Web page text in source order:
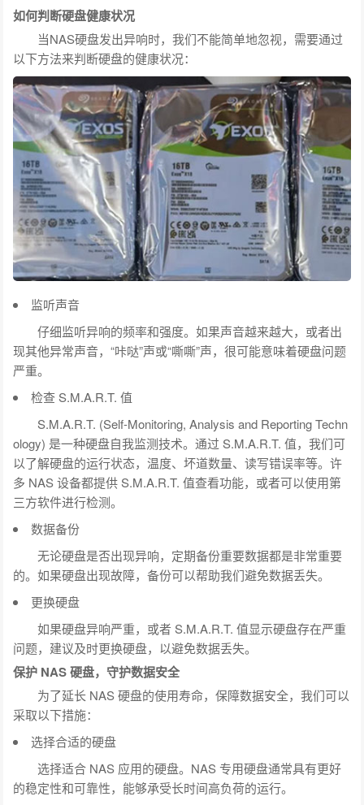
如何判断硬盘健康状况
当NAS硬盘发出异响时，我们不能简单地忽视，需要通过
以下方法来判断硬盘的健康状况：
监听声音
仔细监听异响的频率和强度。如果声音越来越大，或者出
现其他异常声音，“咔哒”声或“嘶嘶”声，很可能意味着硬盘问题
严重。
检查 S.M.A.R.T. 值
S.M.A.R.T. (Self-Monitoring, Analysis and Reporting Techn
ology) 是一种硬盘自我监测技术。通过 S.M.A.R.T. 值，我们可
以了解硬盘的运行状态，温度、坏道数量、读写错误率等。许
多 NAS 设备都提供 S.M.A.R.T. 值查看功能，或者可以使用第
三方软件进行检测。
数据备份
无论硬盘是否出现异响，定期备份重要数据都是非常重要
的。如果硬盘出现故障，备份可以帮助我们避免数据丢失。
更换硬盘
如果硬盘异响严重，或者 S.M.A.R.T. 值显示硬盘存在严重
问题，建议及时更换硬盘，以避免数据丢失。
保护 NAS 硬盘，守护数据安全
为了延长 NAS 硬盘的使用寿命，保障数据安全，我们可以
采取以下措施：
选择合适的硬盘
选择适合 NAS 应用的硬盘。NAS 专用硬盘通常具有更好
的稳定性和可靠性，能够承受长时间高负荷的运行。